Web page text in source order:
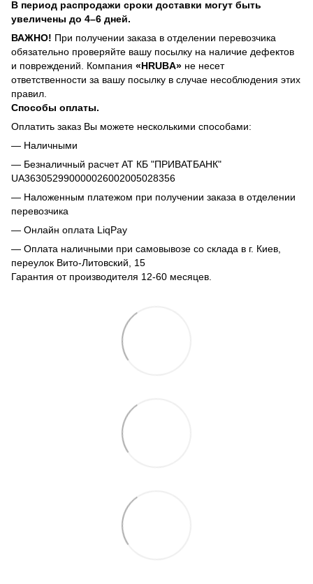
В период распродажи сроки доставки могут быть
увеличены до 4–6 дней.
ВАЖНО! При получении заказа в отделении перевозчика
обязательно проверяйте вашу посылку на наличие дефектов
и повреждений. Компания «HRUBA» не несет
ответственности за вашу посылку в случае несоблюдения этих
правил.
Способы оплаты.
Оплатить заказ Вы можете несколькими способами:
— Наличными
— Безналичный расчет АТ КБ "ПРИВАТБАНК"
UA363052990000026002005028356
— Наложенным платежом при получении заказа в отделении
перевозчика
— Онлайн оплата LiqPay
— Оплата наличными при самовывозе со склада в г. Киев,
переулок Вито-Литовский, 15
Гарантия от производителя 12-60 месяцев.